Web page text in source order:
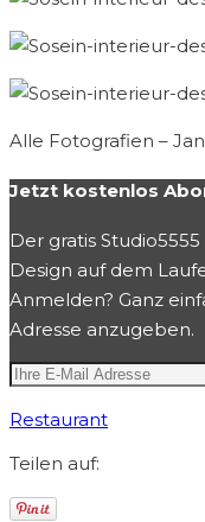
Alle Fotografien –
Jetzt kostenlos
Der gratis
Design auf dem
Anmelden? Ganz
Adresse anzugeben.
Restaurant
Teilen auf: